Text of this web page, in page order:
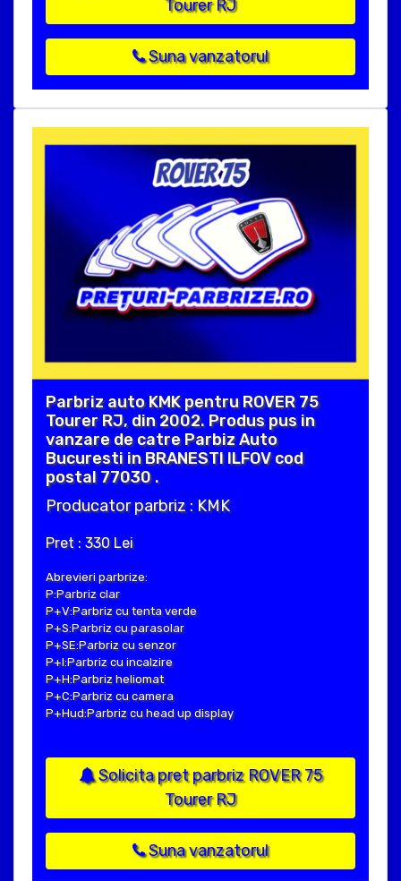
Tourer RJ
Suna vanzatorul
Parbriz auto KMK pentru ROVER 75
Tourer RJ, din 2002. Produs pus in
vanzare de catre Parbiz Auto
Bucuresti in BRANESTI ILFOV cod
postal 77030 .
Producator parbriz : KMK
Pret : 330 Lei
Abrevieri parbrize:
P:Parbriz clar
P+V:Parbriz cu tenta verde
P+S:Parbriz cu parasolar
P+SE:Parbriz cu senzor
P+I:Parbriz cu incalzire
P+H:Parbriz heliomat
P+C:Parbriz cu camera
P+Hud:Parbriz cu head up display
Solicita pret parbriz ROVER 75
Tourer RJ
Suna vanzatorul